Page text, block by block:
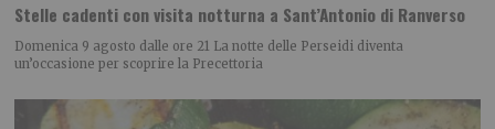
Stelle cadenti con visita notturna a Sant’Antonio di Ranverso
Domenica 9 agosto dalle ore 21 La notte delle Perseidi diventa
un’occasione per scoprire la Precettoria